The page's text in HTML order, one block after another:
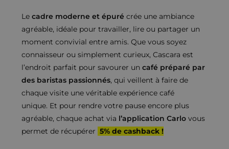
Lecadre moderne et épuré crée une ambiance
agréable, idéale pour travailler, lire ou partager un
moment convivial entre amis. Que vous soyez
connaisseur ou simplement curieux, Cascara est
l’endroit parfait pour savourer un café préparé par
des baristas passionnés, qui veillent à faire de
chaque visite une véritable expérience café
unique. Et pour rendre votre pause encore plus
agréable, chaque achat via l’application Carlo vous
permet de récupérer 5% de cashback !